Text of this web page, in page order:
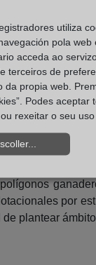
municipios
y para el
inspiración en
propugna
Por otro lado,
la figura de
Colegios
por
plantear
utiliza
pola
acceda ao
terceiros de
da propia web.
Podes
rexeitar o seu